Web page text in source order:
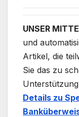
UNSER
und
Artikel, die
Sie das zu
Details zu